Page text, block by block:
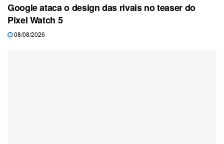
Google ataca o design das rivais no teaser do
Pixel Watch 5
08/08/2026